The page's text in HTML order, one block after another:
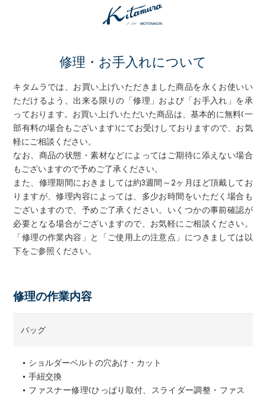
修理・お手入れについて
キタムラでは、お買い上げいただきました商品を永くお使いい
ただけるよう、出来る限りの「修理」および「お手入れ」を承
っております。お買い上げいただいた商品は、基本的に無料(一
部有料の場合もございます)にてお受けしておりますので、お気
軽にご相談ください。
なお、商品の状態・素材などによってはご期待に添えない場合
もございますので予めご了承ください。
また、修理期間におきましては約3週間～2ヶ月ほど頂戴してお
りますが、修理内容によっては、多少お時間をいただく場合も
ございますので、予めご了承ください。いくつかの事前確認が
必要となる場合がございますので、お気軽にご相談ください。
「修理の作業内容」と「ご使用上の注意点」につきましては以
下をご参照ください。
修理の作業内容
バッグ
ショルダーベルトの穴あけ・カット
手紐交換
ファスナー修理(ひっぱり取付、スライダー調整・ファス